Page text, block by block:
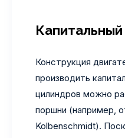
Конструкция
производить
цилиндров можно
поршни (например,
Kolbenschmidt).